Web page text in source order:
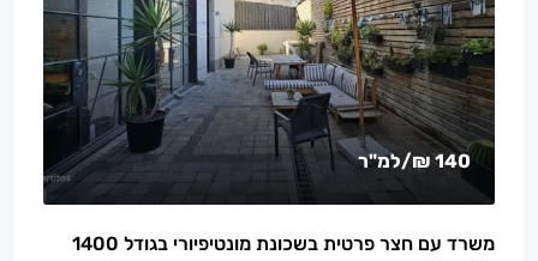
140 ₪ /למ"ר
משרד עם חצר פרטית בשכונת מונטיפיורי בגודל 1400